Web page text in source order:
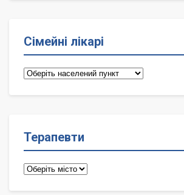
Сімейні лікарі
Сімейні
Терапевти
Терапевти